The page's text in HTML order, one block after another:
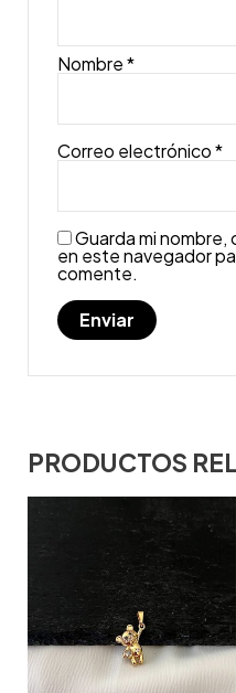
Nombre*
Correo electrónico*
Guarda mi
en este navegador
comente.
PRODUCTOS